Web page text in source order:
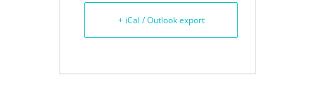
+ iCal / Outlook export